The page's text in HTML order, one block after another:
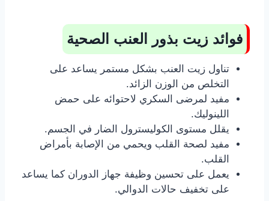
فوائد زيت بذور العنب الصحية
تناول زيت العنب بشكل مستمر يساعد على
التخلص من الوزن الزائد.
مفيد لمرضى السكري لاحتوائه على حمض
اللينوليك.
يقلل مستوى الكوليسترول الضار في الجسم.
مفيد لصحة القلب ويحمي من الإصابة بأمراض
القلب.
يعمل على تحسين وظيفة جهاز الدوران كما يساعد
على تخفيف حالات الدوالي.